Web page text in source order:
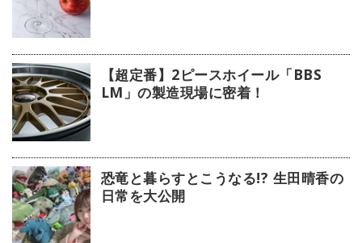
【超定番】2ピースホイール「BBS
LM」の製造現場に密着！
恐竜と暮らすとこうなる!? 生田晴香の
日常を大公開